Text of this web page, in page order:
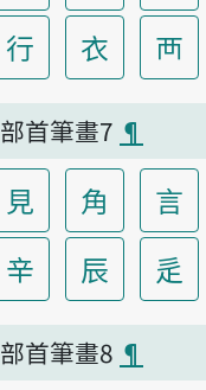
行
衣 襾
部首筆畫7 ¶
見 角 言
辛
辰 辵
部首筆畫8 ¶